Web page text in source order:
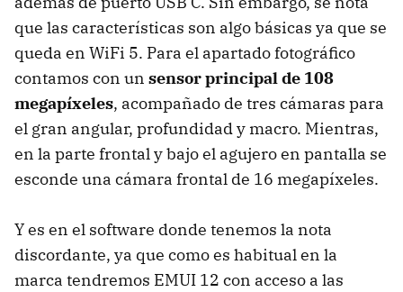
que las características son algo básicas ya que se
queda en WiFi 5. Para el apartado fotográfico
contamos con un sensor principal de 108
megapíxeles, acompañado de tres cámaras para
el gran angular, profundidad y macro. Mientras,
en la parte frontal y bajo el agujero en pantalla se
esconde una cámara frontal de 16 megapíxeles.
Y es en el software donde tenemos la nota
discordante, ya que como es habitual en la
marca tendremos EMUI 12 con acceso a las